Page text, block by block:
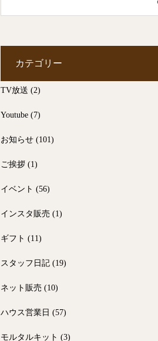
カテゴリー
TV放送 (2)
Youtube (7)
お知らせ (101)
ご挨拶 (1)
イベント (56)
インスタ販売 (1)
ギフト (11)
スタッフ日記 (19)
ネット販売 (10)
ハウス営業日 (57)
モルタルキット (3)